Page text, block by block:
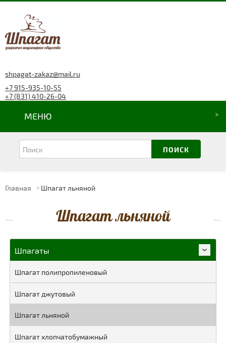
shpagat-zakaz@mail.ru
+7 915-935-10-55
+7 (831) 410-26-04
МЕНЮ
Главная Шпагат льняной
Шпагат льняной
Шпагаты
Шпагат полипропиленовый
Шпагат джутовый
Шпагат льняной
Шпагат хлопчатобумажный